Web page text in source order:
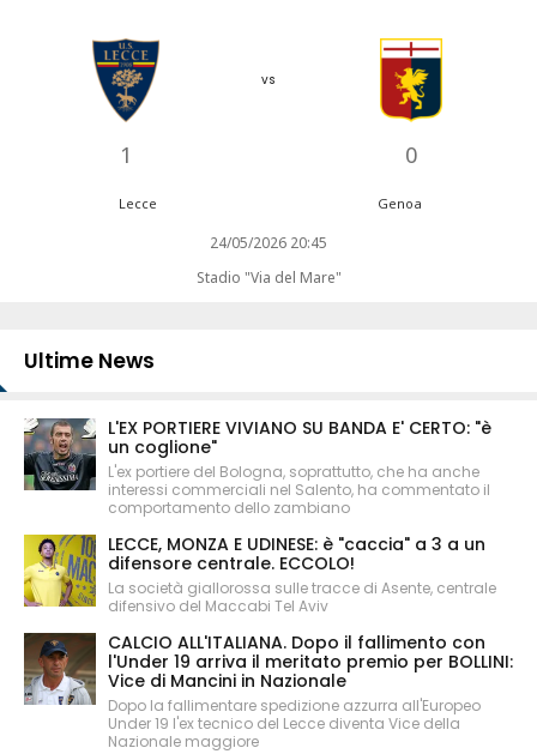
1
vs
0
Lecce Genoa
24/05/2026 20:45
Stadio "Via del Mare"
Ultime News
L'EX PORTIERE VIVIANO SU BANDA E' CERTO: "è
un coglione"
L'ex portiere del Bologna, soprattutto, che ha anche
interessi commerciali nel Salento, ha commentato il
comportamento dello zambiano
LECCE, MONZA E UDINESE: è "caccia" a 3 a un
difensore centrale. ECCOLO!
La società giallorossa sulle tracce di Asente, centrale
difensivo del Maccabi Tel Aviv
CALCIO ALL'ITALIANA. Dopo il fallimento con
l'Under 19 arriva il meritato premio per BOLLINI:
Vice di Mancini in Nazionale
Dopo la fallimentare spedizione azzurra all'Europeo
Under 19 l'ex tecnico del Lecce diventa Vice della
Nazionale maggiore